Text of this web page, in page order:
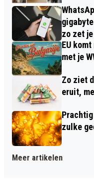
zo zet
EU
met je
Zo ziet
eruit,
zulke
Meer artikelen